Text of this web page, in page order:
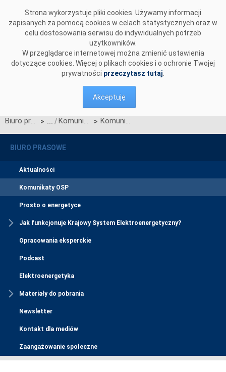
Strona wykorzystuje pliki cookies. Używamy informacji
zapisanych za pomocą cookies w celach statystycznych oraz w
celu dostosowania serwisu do indywidualnych potrzeb
użytkowników.
W przeglądarce internetowej można zmienić ustawienia
dotyczące cookies. Więcej o plikach cookies i o ochronie Twojej
prywatności przeczytasz tutaj
Akceptuję
Biuro prasowe > Komunikaty OSP > Komunikat o nierynkowym redysponowaniu jednostek wytwórczych PV w KSE w dn. 07.09.2024 (aktualizacja)
BIURO PRASOWE
Aktualności
Komunikaty OSP
Prosto o energetyce
Jak funkcjonuje Krajowy System Elektroenergetyczny?
Opracowania eksperckie
Podcast
Elektroenergetyka
Materiały do pobrania
Newsletter
Kontakt dla mediów
Zaangażowanie społeczne